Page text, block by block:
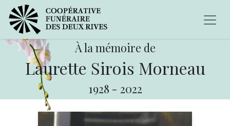
À la mémoire de
Laurette Sirois Morneau
1928 - 2022